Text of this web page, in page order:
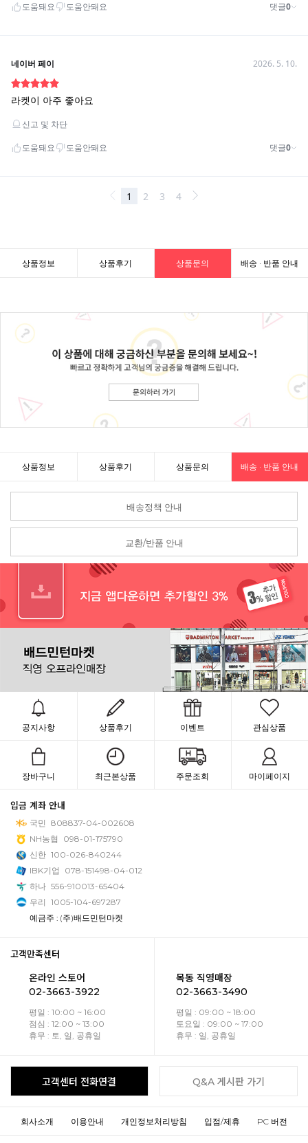
상품정보 상품후기 상품문의 배송 · 반품 안내
상품정보 상품후기 상품문의 배송 · 반품 안내
배송정책 안내
교환/반품 안내
공지사항 상품후기 이벤트 관심상품
장바구니 최근본상품 주문조회 마이페이지
입금 계좌 안내
국민 808837-04-002608
NH농협
098-01-175790
신한 100-026-840244
IBK기업
078-151498-04-012
하나 556-910013-65404
우리 1005-104-697287
예금주 : (주)배드민턴마켓
고객만족센터
온라인 스토어
02-3663-3922
평일 : 10:00 ~ 16:00
점심 : 12:00 ~ 13:00
휴무 : 토, 일, 공휴일
목동 직영매장
02-3663-3490
평일 : 09:00 ~ 18:00
토요일 : 09:00 ~ 17:00
휴무 : 일, 공휴일
고객센터 전화연결 Q&A 게시판 가기
회사소개 이용안내 개인정보처리방침 입점/제휴 PC 버전